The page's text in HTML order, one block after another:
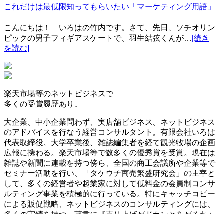
これだけは最低限知ってもらいたい「マーケティング用語」
こんにちは！ いろはの竹内です。さて、先日、ソチオリン
ピックの男子フィギアスケートで、羽生結弦くんが… [続き
を読む]
楽天市場等のネットビジネスで
多くの受賞履歴あり。
大企業、中小企業問わず、実店舗ビジネス、ネットビジネス
のアドバイスを行なう経営コンサルタント。有限会社いろは
代表取締役。大学卒業後、雑誌編集者を経て観光牧場の企画
広報に携わる。楽天市場等で数多くの優秀賞を受賞。現在は
雑誌や新聞に連載を持つ傍ら、全国の商工会議所や企業等で
セミナー活動を行い、「タケウチ商売繁盛研究会」の主宰と
して、多くの経営者や起業家に対して低料金の会員制コンサ
ルティング事業を積極的に行っている。特にキャッチコピー
による販促戦略、ネットビジネスのコンサルティングには、